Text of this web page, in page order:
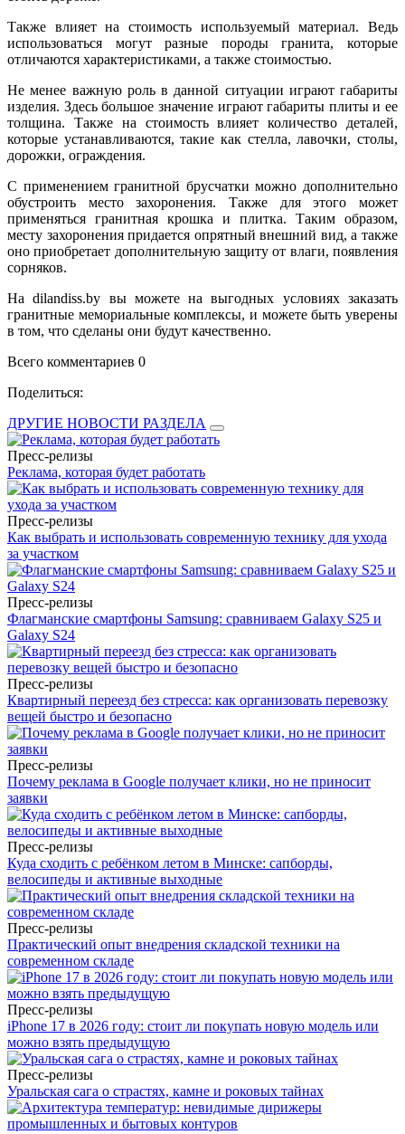
Также влияет на стоимость используемый материал. Ведь
использоваться могут разные породы гранита, которые
отличаются характеристиками, а также стоимостью.
Не менее важную роль в данной ситуации играют габариты
изделия. Здесь большое значение играют габариты плиты и ее
толщина. Также на стоимость влияет количество деталей,
которые устанавливаются, такие как стелла, лавочки, столы,
дорожки, ограждения.
С применением гранитной брусчатки можно дополнительно
обустроить место захоронения. Также для этого может
применяться гранитная крошка и плитка. Таким образом,
месту захоронения придается опрятный внешний вид, а также
оно приобретает дополнительную защиту от влаги, появления
сорняков.
На dilandiss.by вы можете на выгодных условиях заказать
гранитные мемориальные комплексы, и можете быть уверены
в том, что сделаны они будут качественно.
Всего комментариев 0
Поделиться:
ДРУГИЕ НОВОСТИ РАЗДЕЛА
Пресс-релизы
Реклама, которая будет работать
Пресс-релизы
Как выбрать и использовать современную технику для ухода
за участком
Пресс-релизы
Флагманские смартфоны Samsung: сравниваем Galaxy S25 и
Galaxy S24
Пресс-релизы
Квартирный переезд без стресса: как организовать перевозку
вещей быстро и безопасно
Пресс-релизы
Почему реклама в Google получает клики, но не приносит
заявки
Пресс-релизы
Куда сходить с ребёнком летом в Минске: сапборды,
велосипеды и активные выходные
Пресс-релизы
Практический опыт внедрения складской техники на
современном складе
Пресс-релизы
iPhone 17 в 2026 году: стоит ли покупать новую модель или
можно взять предыдущую
Пресс-релизы
Уральская сага о страстях, камне и роковых тайнах